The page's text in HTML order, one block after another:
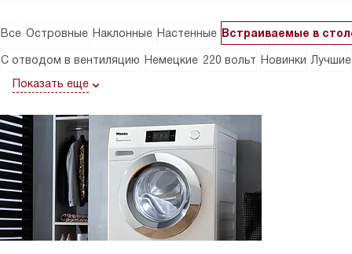
Все Островные Наклонные Настенные Встраиваемые в
С отводом в вентиляцию Немецкие 220 вольт Новинки Лучшие
Показать еще